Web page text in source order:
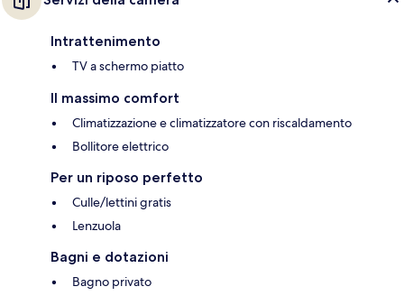
Intrattenimento
TV a schermo piatto
Il massimo comfort
Climatizzazione e climatizzatore con riscaldamento
Bollitore elettrico
Per un riposo perfetto
Culle/lettini gratis
Lenzuola
Bagni e dotazioni
Bagno privato